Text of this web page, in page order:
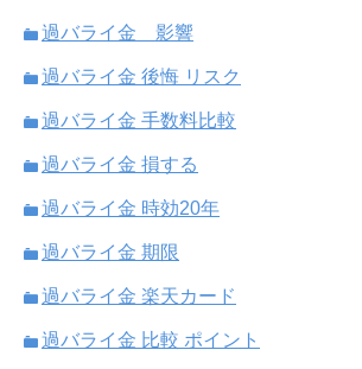
過バライ金 影響
過バライ金 後悔 リスク
過バライ金 手数料比較
過バライ金 損する
過バライ金 時効20年
過バライ金 期限
過バライ金 楽天カード
過バライ金 比較 ポイント